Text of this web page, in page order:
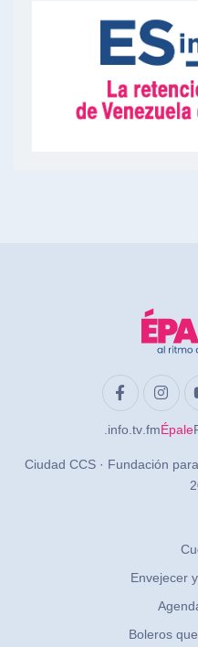
.info .tv .fmÉpale
Ciudad CCS · Fundación
Envejecer
Boleros